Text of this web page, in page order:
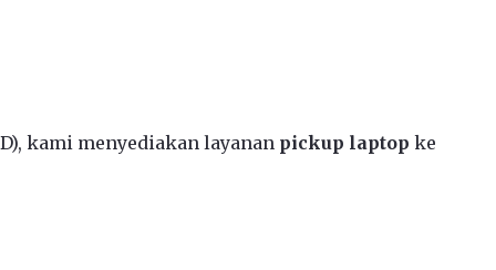
kami menyediakan layanan pickup laptop ke